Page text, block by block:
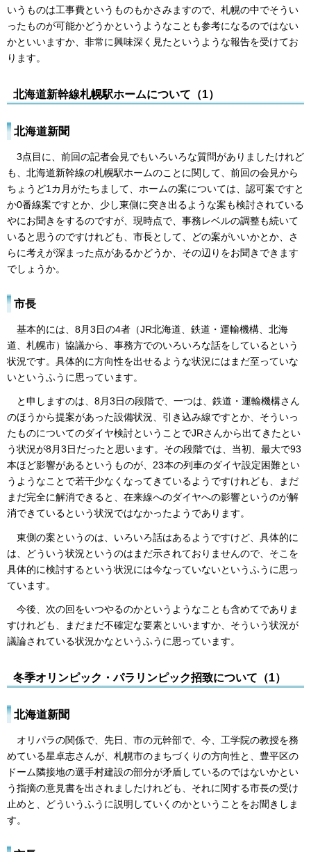
いうものは工事費というものもかさみますので、札幌の中でそうい
ったものが可能かどうかというようなことも参考になるのではない
かといいますか、非常に興味深く見たというような報告を受けてお
ります。
北海道新幹線札幌駅ホームについて（1）
北海道新聞
3点目に、前回の記者会見でもいろいろな質問がありましたけれど
も、北海道新幹線の札幌駅ホームのことに関して、前回の会見から
ちょうど1カ月がたちまして、ホームの案については、認可案ですと
か0番線案ですとか、少し東側に突き出るような案も検討されている
やにお聞きをするのですが、現時点で、事務レベルの調整も続いて
いると思うのですけれども、市長として、どの案がいいかとか、さ
らに考えが深まった点があるかどうか、その辺りをお聞きできます
でしょうか。
市長
基本的には、8月3日の4者（JR北海道、鉄道・運輸機構、北海
道、札幌市）協議から、事務方でのいろいろな話をしているという
状況です。具体的に方向性を出せるような状況にはまだ至っていな
いというふうに思っています。
と申しますのは、8月3日の段階で、一つは、鉄道・運輸機構さん
のほうから提案があった設備状況、引き込み線ですとか、そういっ
たものについてのダイヤ検討ということでJRさんから出てきたとい
う状況が8月3日だったと思います。その段階では、当初、最大で93
本ほど影響があるというものが、23本の列車のダイヤ設定困難とい
うようなことで若干少なくなってきているようですけれども、まだ
まだ完全に解消できると、在来線へのダイヤへの影響というのが解
消できているという状況ではなかったようであります。
東側の案というのは、いろいろ話はあるようですけど、具体的に
は、どういう状況というのはまだ示されておりませんので、そこを
具体的に検討するという状況には今なっていないというふうに思っ
ています。
今後、次の回をいつやるのかというようなことも含めてでありま
すけれども、まだまだ不確定な要素といいますか、そういう状況が
議論されている状況かなというふうに思っています。
冬季オリンピック・パラリンピック招致について（1）
北海道新聞
オリパラの関係で、先日、市の元幹部で、今、工学院の教授を務
めている星卓志さんが、札幌市のまちづくりの方向性と、豊平区の
ドーム隣接地の選手村建設の部分が矛盾しているのではないかとい
う指摘の意見書を出されましたけれども、それに関する市長の受け
止めと、どういうふうに説明していくのかということをお聞きしま
す。